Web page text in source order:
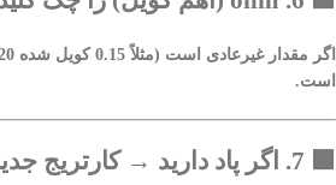
است.
7. اگر پاد دارید → کارتریج جدید تست کنید